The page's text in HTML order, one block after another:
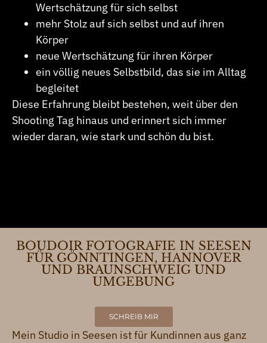
Wertschätzung für sich selbst
mehr Stolz auf sich selbst und auf ihren
Körper
neue Wertschätzung für ihren Körper
ein völlig neues Selbstbild, das sie im Alltag
begleitet
Diese Erfahrung bleibt bestehen, weit über den
Shooting Tag hinaus und erinnert sich immer
wieder daran, wie stark und schön du bist.
BOUDOIR FOTOGRAFIE IN SEESEN
FÜR GÖNNTINGEN, HANNOVER
UND BRAUNSCHWEIG UND
UMGEBUNG
SCHREIB MIR
Mein Studio in Seesen ist für Kundinnen aus ganz